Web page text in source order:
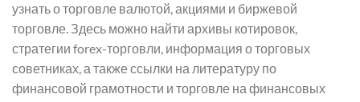
узнать о торговле валютой, акциями и биржевой
торговле. Здесь можно найти архивы котировок,
стратегии forex-торговли, информация о торговых
советниках, а также ссылки на литературу по
финансовой грамотности и торговле на финансовых